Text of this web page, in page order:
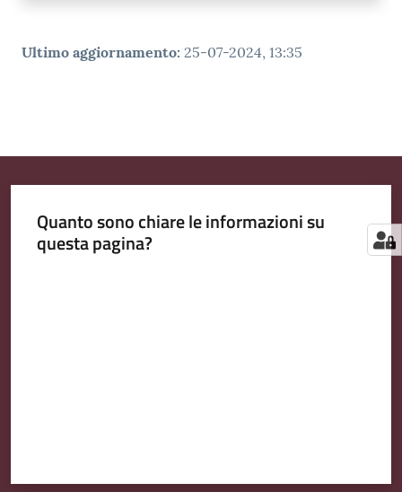
Ultimo aggiornamento: 25-07-2024, 13:35
Quanto sono chiare le informazioni su
questa pagina?